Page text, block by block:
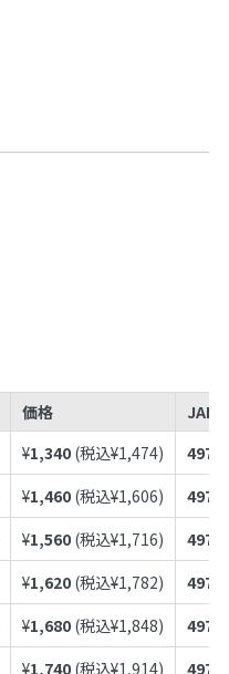
価格
JAN
¥1,340 (税込¥1,474)
¥1,460 (税込¥1,606)
¥1,560 (税込¥1,716)
¥1,620 (税込¥1,782)
¥1,680 (税込¥1,848)
¥1,740 (税込¥1,914)